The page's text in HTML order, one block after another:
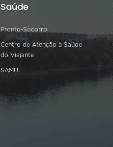
Saúde
Pronto-Socorro
Centro de Atenção à Saúde
do Viajante
SAMU